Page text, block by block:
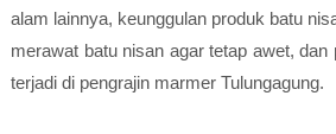
alam lainnya, keunggulan produk batu
merawat batu nisan agar tetap awet,
terjadi di pengrajin marmer Tulungagung.